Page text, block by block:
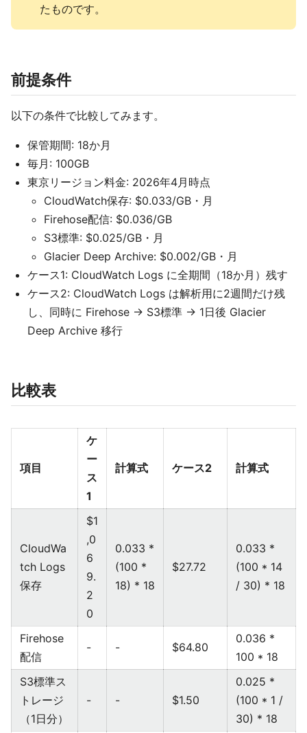
たものです。
前提条件
以下の条件で比較してみます。
保管期間: 18か月
毎月: 100GB
東京リージョン料金: 2026年4月時点
CloudWatch保存: $0.033/GB・月
Firehose配信: $0.036/GB
S3標準: $0.025/GB・月
Glacier Deep Archive: $0.002/GB・月
ケース1: CloudWatch Logs に全期間（18か月）残す
ケース2: CloudWatch Logs は解析用に2週間だけ残
し、同時に Firehose → S3標準 → 1日後 Glacier
Deep Archive 移行
比較表
項目
ケ
ー
ス
1
計算式 ケース2 計算式
CloudWa
tch Logs
保存
$1
,0
6
9.
2
0
0.033 *
(100 *
18) * 18
$27.72
0.033 *
(100 * 14
/ 30) * 18
Firehose
配信
- - $64.80
0.036 *
100 * 18
S3標準ス
トレージ
（1日分）
- - $1.50
0.025 *
(100 * 1 /
30) * 18